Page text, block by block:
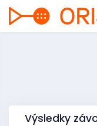
Výsledky